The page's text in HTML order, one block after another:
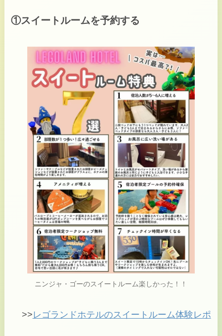
①スイートルームを予約する
ニンジャ・ゴーのスイートルーム楽しかった！！
>>レゴランドホテルのスイートルーム体験レポ